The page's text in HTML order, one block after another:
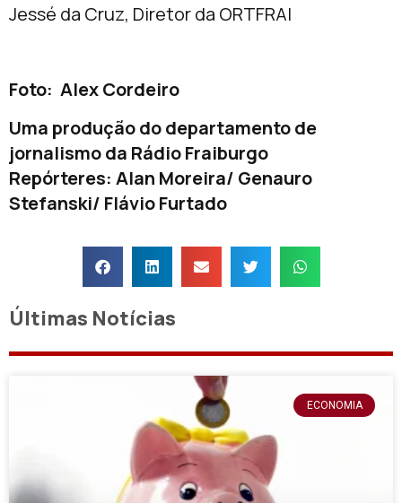
Jessé da Cruz, Diretor da ORTFRAI
Foto: Alex Cordeiro
Uma produção do departamento de
jornalismo da Rádio Fraiburgo
Repórteres: Alan Moreira/ Genauro
Stefanski/ Flávio Furtado
Últimas Notícias
ECONOMIA